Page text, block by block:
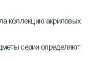
коллекцию акриловых
серии определяют